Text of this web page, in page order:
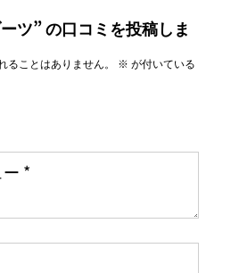
ツ” の口コミを投稿しま
ることはありません。 ※ が付いている